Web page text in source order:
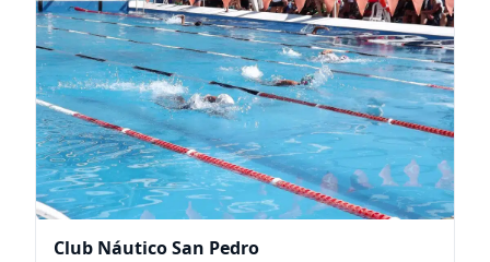
Club Náutico San Pedro